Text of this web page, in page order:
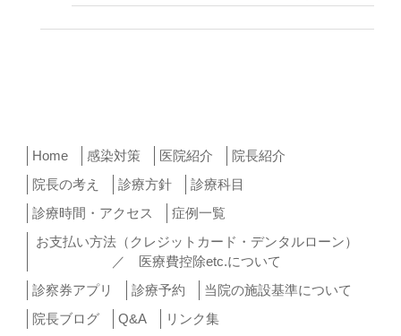
Home 感染対策 医院紹介
院長紹介
院長の考え
診療方針
診療科目
診療時間・アクセス
症例一覧
お支払い方法（クレジットカード・デンタルローン）
／ 医療費控除etc.について
診察券アプリ
診療予約
当院の施設基準について
院長ブログ
Q&A
リンク集